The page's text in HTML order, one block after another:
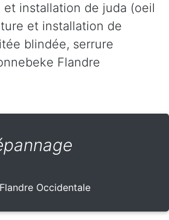
installation de juda (oeil
et installation de
blindée, serrure
Flandre
Occidentale